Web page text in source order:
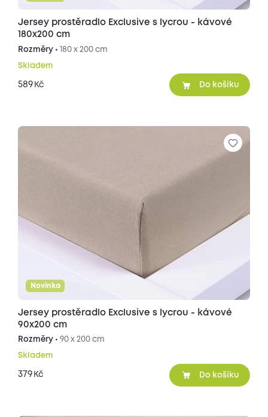
Jersey prostěradlo Exclusive s lycrou - kávové
180x200 cm
Rozměry • 180 x 200 cm
Skladem
589 Kč Do košíku
Novinka
Jersey prostěradlo Exclusive s lycrou - kávové
90x200 cm
Rozměry • 90 x 200 cm
Skladem
379 Kč Do košíku